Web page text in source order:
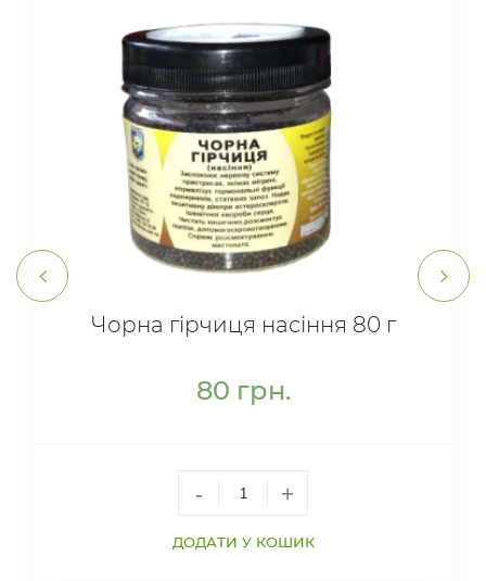
Чорна гірчиця насіння 80 г
80 грн.
- +
ДОДАТИ У КОШИК